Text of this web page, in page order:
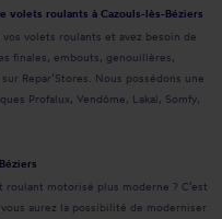
volets roulants à Cazouls-lès-Béziers
volets roulants et avez besoin de
finales, embouts, genouillères,
Repar’Stores. Nous possédons une
Profalux, Vendôme, Lakal, Somfy,
motorisé plus moderne ? C’est
aurez la possibilité de moderniser